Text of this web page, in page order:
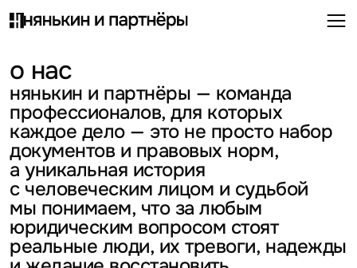
о нас
нянькин и партнёры — команда
профессионалов, для которых
каждое дело — это не просто набор
документов и правовых норм,
а уникальная история
с человеческим лицом и судьбой
мы понимаем, что за любым
юридическим вопросом стоят
реальные люди, их тревоги, надежды